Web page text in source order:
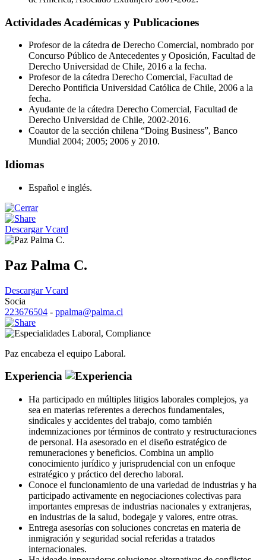
Actividades Académicas y Publicaciones
Profesor de la cátedra de Derecho Comercial, nombrado por
Concurso Público de Antecedentes y Oposición, Facultad de
Derecho Universidad de Chile, 2016 a la fecha.
Profesor de la cátedra Derecho Comercial, Facultad de
Derecho Pontificia Universidad Católica de Chile, 2006 a la
fecha.
Ayudante de la cátedra Derecho Comercial, Facultad de
Derecho Universidad de Chile, 2002-2016.
Coautor de la sección chilena “Doing Business”, Banco
Mundial 2004; 2005; 2006 y 2010.
Idiomas
Español e inglés.
Descargar Vcard
Paz Palma C.
Descargar Vcard
Socia
223676504 - ppalma@palma.cl
Laboral, Compliance
Paz encabeza el equipo Laboral.
Experiencia
Ha participado en múltiples litigios laborales complejos, ya
sea en materias referentes a derechos fundamentales,
sindicales y accidentes del trabajo, como también
indemnizaciones por términos de contrato y restructuraciones
de personal. Ha asesorado en el diseño estratégico de
remuneraciones y beneficios. Combina un amplio
conocimiento jurídico y jurisprudencial con un enfoque
estratégico y práctico del derecho laboral.
Conoce el funcionamiento de una variedad de industrias y ha
participado activamente en negociaciones colectivas para
importantes empresas de industrias nacionales y extranjeras,
en industrias de la salud, bodegaje y valores, entre otras.
Entrega asesorías con soluciones concretas en materia de
inmigración y seguridad social referidas a tratados
internacionales.